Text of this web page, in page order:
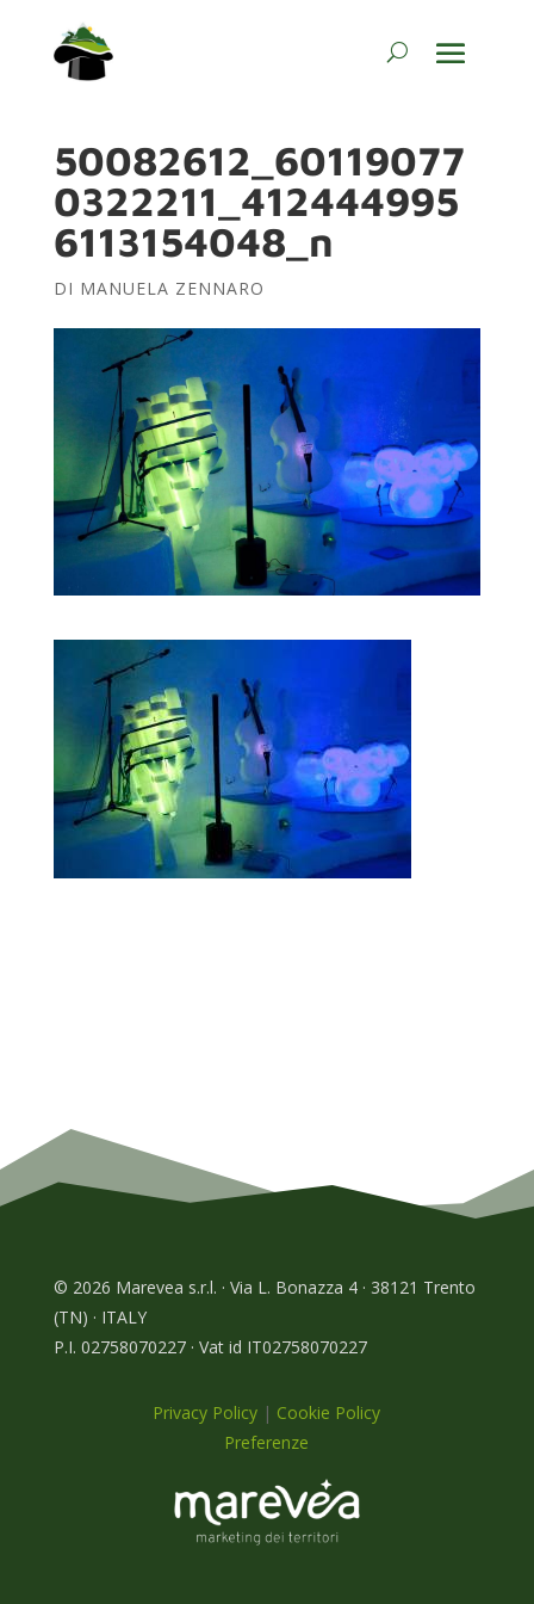
50082612_60119077
0322211_412444995
6113154048_n
DI MANUELA ZENNARO
© 2026 Marevea s.r.l. · Via L. Bonazza 4 · 38121 Trento
(TN) · ITALY
P.I. 02758070227 · Vat id IT02758070227
Privacy Policy | Cookie Policy
Preferenze